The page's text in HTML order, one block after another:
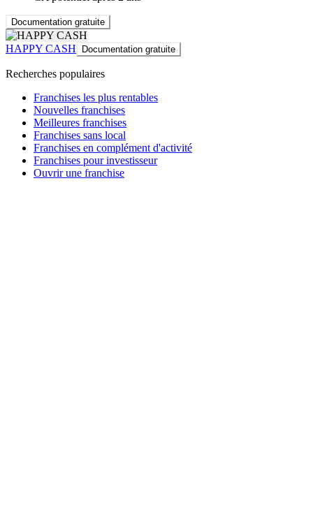
Documentation gratuite
HAPPY CASH Documentation gratuite
Recherches populaires
Franchises les plus rentables
Nouvelles franchises
Meilleures franchises
Franchises sans local
Franchises en complément d'activité
Franchises pour investisseur
Ouvrir une franchise